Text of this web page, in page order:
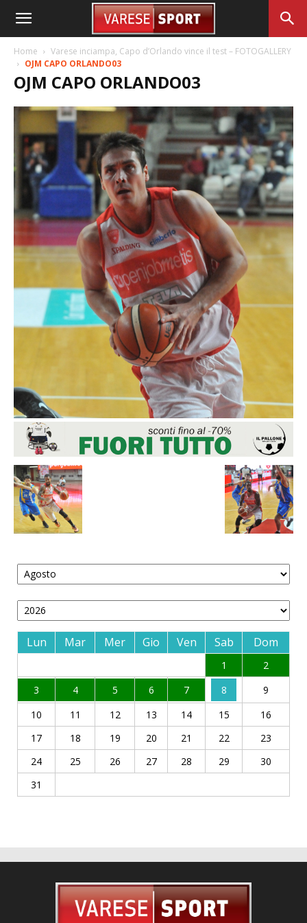
Home
Varese inciampa, Capo d’Orlando vince il test – FOTOGALLERY
OJM CAPO ORLANDO03
OJM CAPO ORLANDO03
Lun Mar Mer Gio Ven Sab Dom
1
2
3
4 5 6 7 8
9
10
11 12 13 14 15
16
17
18 19 20 21 22
23
24
25 26 27 28 29
30
31